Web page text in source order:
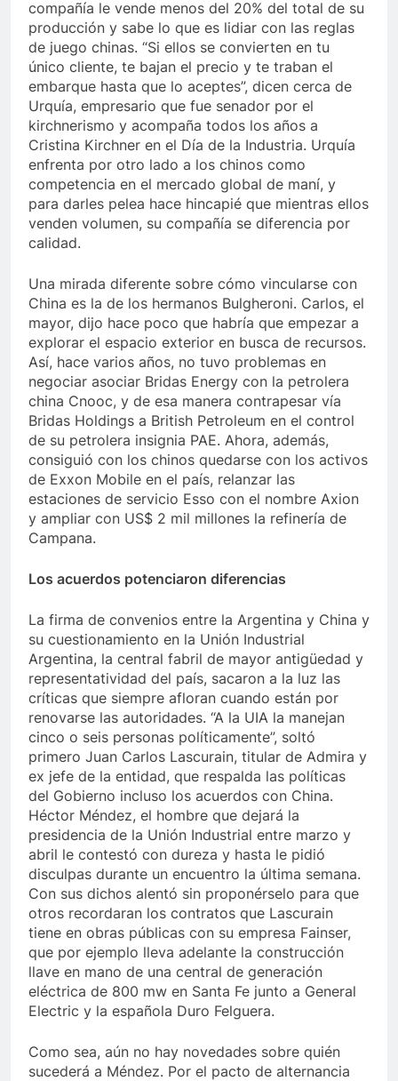
compañía le vende menos del 20% del total de su
producción y sabe lo que es lidiar con las reglas
de juego chinas. “Si ellos se convierten en tu
único cliente, te bajan el precio y te traban el
embarque hasta que lo aceptes”, dicen cerca de
Urquía, empresario que fue senador por el
kirchnerismo y acompaña todos los años a
Cristina Kirchner en el Día de la Industria. Urquía
enfrenta por otro lado a los chinos como
competencia en el mercado global de maní, y
para darles pelea hace hincapié que mientras ellos
venden volumen, su compañía se diferencia por
calidad.
Una mirada diferente sobre cómo vincularse con
China es la de los hermanos Bulgheroni. Carlos, el
mayor, dijo hace poco que habría que empezar a
explorar el espacio exterior en busca de recursos.
Así, hace varios años, no tuvo problemas en
negociar asociar Bridas Energy con la petrolera
china Cnooc, y de esa manera contrapesar vía
Bridas Holdings a British Petroleum en el control
de su petrolera insignia PAE. Ahora, además,
consiguió con los chinos quedarse con los activos
de Exxon Mobile en el país, relanzar las
estaciones de servicio Esso con el nombre Axion
y ampliar con US$ 2 mil millones la refinería de
Campana.
Los acuerdos potenciaron diferencias
La firma de convenios entre la Argentina y China y
su cuestionamiento en la Unión Industrial
Argentina, la central fabril de mayor antigüedad y
representatividad del país, sacaron a la luz las
críticas que siempre afloran cuando están por
renovarse las autoridades. “A la UIA la manejan
cinco o seis personas políticamente”, soltó
primero Juan Carlos Lascurain, titular de Admira y
ex jefe de la entidad, que respalda las políticas
del Gobierno incluso los acuerdos con China.
Héctor Méndez, el hombre que dejará la
presidencia de la Unión Industrial entre marzo y
abril le contestó con dureza y hasta le pidió
disculpas durante un encuentro la última semana.
Con sus dichos alentó sin proponérselo para que
otros recordaran los contratos que Lascurain
tiene en obras públicas con su empresa Fainser,
que por ejemplo lleva adelante la construcción
llave en mano de una central de generación
eléctrica de 800 mw en Santa Fe junto a General
Electric y la española Duro Felguera.
Como sea, aún no hay novedades sobre quién
sucederá a Méndez. Por el pacto de alternancia